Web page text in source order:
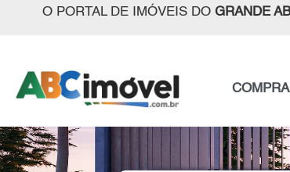
O PORTAL DE IMÓVEIS DO GRANDE